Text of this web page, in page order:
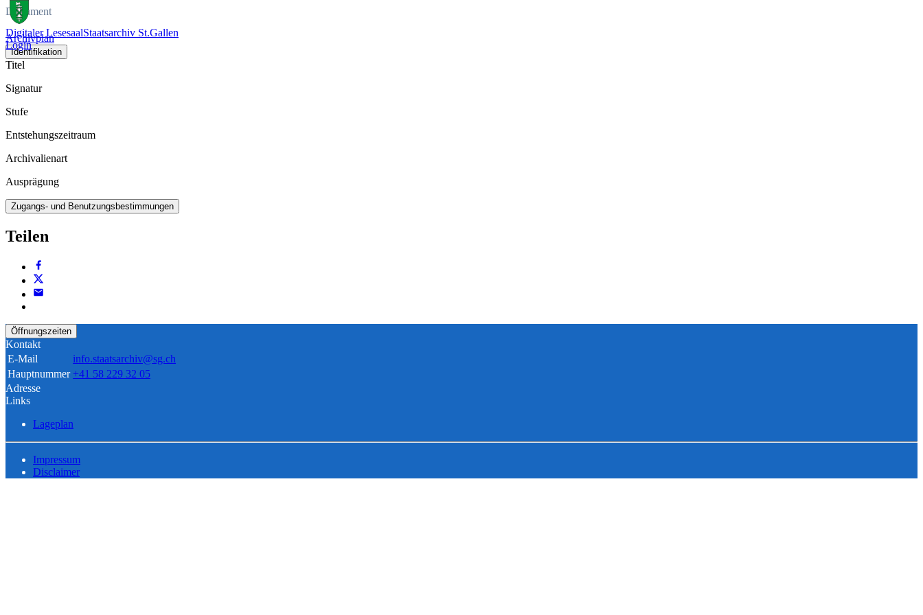
Digitaler LesesaalStaatsarchiv St.Gallen
Login
Dokument
Archivplan
Identifikation
Titel
Signatur
Stufe
Entstehungszeitraum
Archivalienart
Ausprägung
Zugangs- und Benutzungsbestimmungen
Teilen
Öffnungszeiten
Kontakt
E-Mail
info.staatsarchiv@sg.ch
Hauptnummer +41 58 229 32 05
Adresse
Links
Lageplan
Impressum
Disclaimer